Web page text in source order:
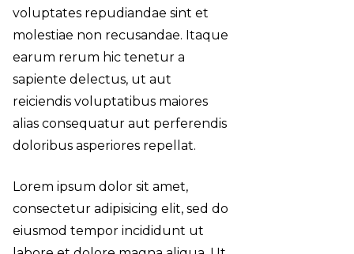
voluptates repudiandae sint et
molestiae non recusandae. Itaque
earum rerum hic tenetur a
sapiente delectus, ut aut
reiciendis voluptatibus maiores
alias consequatur aut perferendis
doloribus asperiores repellat.
Lorem ipsum dolor sit amet,
consectetur adipisicing elit, sed do
eiusmod tempor incididunt ut